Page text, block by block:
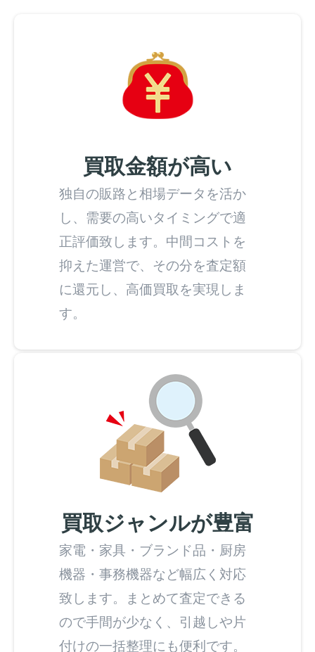
買取金額が高い
独自の販路と相場データを活か
し、需要の高いタイミングで適
正評価致します。中間コストを
抑えた運営で、その分を査定額
に還元し、高価買取を実現しま
す。
買取ジャンルが豊富
家電・家具・ブランド品・厨房
機器・事務機器など幅広く対応
致します。まとめて査定できる
ので手間が少なく、引越しや片
付けの一括整理にも便利です。